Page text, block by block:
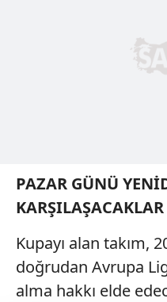
PAZAR GÜNÜ
KARŞILAŞACAKLAR
Kupayı alan takım,
doğrudan Avrupa
alma hakkı elde